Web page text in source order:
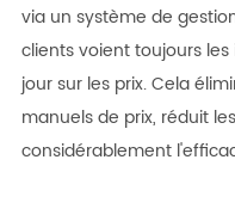
via un système de
clients voient toujours
jour sur les prix. Cela
manuels de prix, réduit
considérablement